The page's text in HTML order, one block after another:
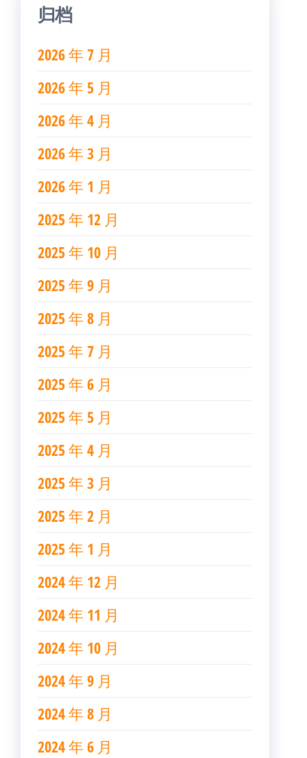
归档
2026 年 7 月
2026 年 5 月
2026 年 4 月
2026 年 3 月
2026 年 1 月
2025 年 12 月
2025 年 10 月
2025 年 9 月
2025 年 8 月
2025 年 7 月
2025 年 6 月
2025 年 5 月
2025 年 4 月
2025 年 3 月
2025 年 2 月
2025 年 1 月
2024 年 12 月
2024 年 11 月
2024 年 10 月
2024 年 9 月
2024 年 8 月
2024 年 6 月